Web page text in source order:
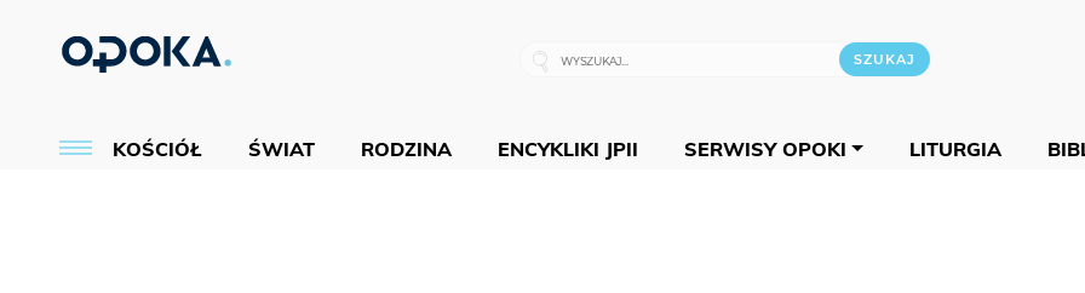
KOŚCIÓŁ ŚWIAT RODZINA ENCYKLIKI JPII SERWISY OPOKI LITURGIA